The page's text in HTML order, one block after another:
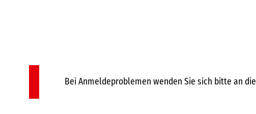
Bei Anmeldeproblemen wenden Sie sich bitte an die